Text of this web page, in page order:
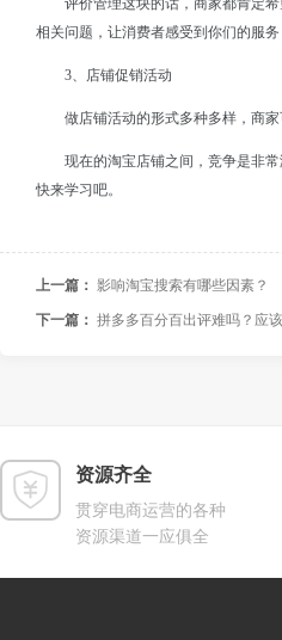
评价管理这块的话，商家都肯定
相关问题，让消费者感受到你们的服
3、店铺促销活动
做店铺活动的形式多种多样，商
现在的淘宝店铺之间，竞争是非
快来学习吧。
上一篇： 影响淘宝搜索有哪些因素？
下一篇： 拼多多百分百出评难吗？应
资源齐全
贯穿电商运营的各种
资源渠道一应俱全